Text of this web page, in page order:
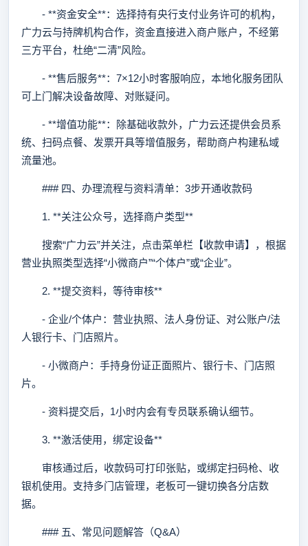
- **资金安全**：选择持有央行支付业务许可的机构，
广力云与持牌机构合作，资金直接进入商户账户，不经第
三方平台，杜绝“二清”风险。
- **售后服务**：7×12小时客服响应，本地化服务团队
可上门解决设备故障、对账疑问。
- **增值功能**：除基础收款外，广力云还提供会员系
统、扫码点餐、发票开具等增值服务，帮助商户构建私域
流量池。
### 四、办理流程与资料清单：3步开通收款码
1. **关注公众号，选择商户类型**
搜索“广力云”并关注，点击菜单栏【收款申请】，根据
营业执照类型选择“小微商户”“个体户”或“企业”。
2. **提交资料，等待审核**
- 企业/个体户：营业执照、法人身份证、对公账户/法
人银行卡、门店照片。
- 小微商户：手持身份证正面照片、银行卡、门店照
片。
- 资料提交后，1小时内会有专员联系确认细节。
3. **激活使用，绑定设备**
审核通过后，收款码可打印张贴，或绑定扫码枪、收
银机使用。支持多门店管理，老板可一键切换各分店数
据。
### 五、常见问题解答（Q&A）